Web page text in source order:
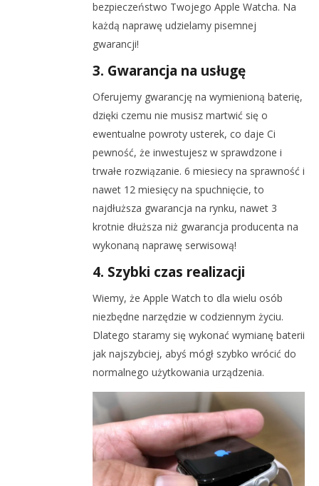
bezpieczeństwo Twojego Apple Watcha. Na
każdą naprawę udzielamy pisemnej
gwarancji!
3. Gwarancja na usługę
Oferujemy gwarancję na wymienioną baterię,
dzięki czemu nie musisz martwić się o
ewentualne powroty usterek, co daje Ci
pewność, że inwestujesz w sprawdzone i
trwałe rozwiązanie. 6 miesiecy na sprawność i
nawet 12 miesięcy na spuchnięcie, to
najdłuższa gwarancja na rynku, nawet 3
krotnie dłuższa niż gwarancja producenta na
wykonaną naprawę serwisową!
4. Szybki czas realizacji
Wiemy, że Apple Watch to dla wielu osób
niezbędne narzędzie w codziennym życiu.
Dlatego staramy się wykonać wymianę baterii
jak najszybciej, abyś mógł szybko wrócić do
normalnego użytkowania urządzenia.